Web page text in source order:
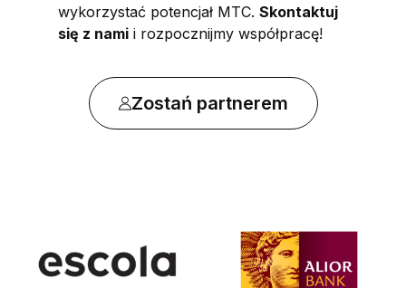
wykorzystać potencjał MTC. Skontaktuj
się z nami i rozpocznijmy współpracę!
Zostań partnerem